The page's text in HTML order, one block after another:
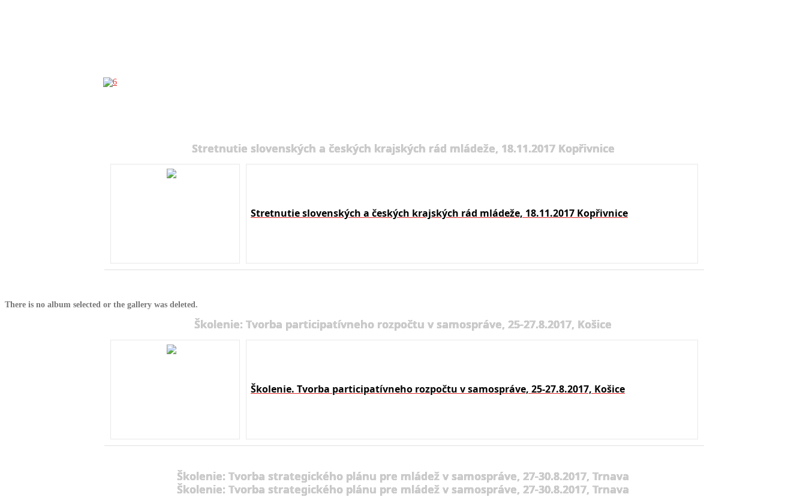
Stretnutie slovenských a českých krajských rád mládeže, 18.11.2017 Kopřivnice
Stretnutie slovenských a českých krajských rád mládeže, 18.11.2017 Kopřivnice
There is no album selected or the gallery was deleted.
Školenie: Tvorba participatívneho rozpočtu v samospráve, 25-27.8.2017, Košice
Školenie. Tvorba participatívneho rozpočtu v samospráve, 25-27.8.2017, Košice
Školenie: Tvorba strategického plánu pre mládež v samospráve, 27-30.8.2017, Trnava
Školenie: Tvorba strategického plánu pre mládež v samospráve, 27-30.8.2017, Trnava